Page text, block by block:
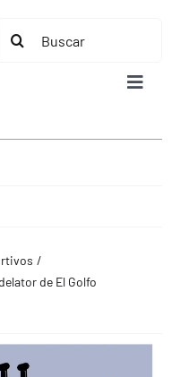
Buscar:
Toggle
de El Golfo